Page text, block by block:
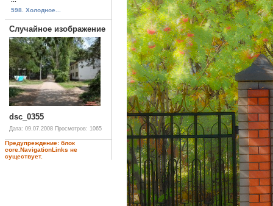
598. Холодное...
Случайное изображение
dsc_0355
Дата: 09.07.2008 Просмотров: 1065
Предупреждение: блок
core.NavigationLinks не
существует.